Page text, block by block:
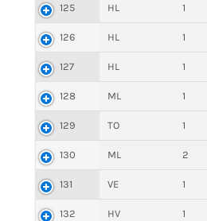
125 HL 1
126 HL 1
127 HL 1
128 ML 1
129 TO 1
130 ML 2
131 VE 1
132 HV 1